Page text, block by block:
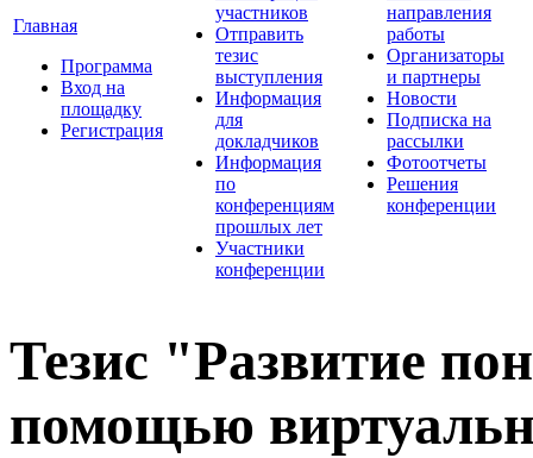
Главная
Программа
Вход на
площадку
Регистрация
участников
Отправить
тезис
выступления
Информация
для
докладчиков
Информация
по
конференциям
прошлых лет
Участники
конференции
направления
работы
Организаторы
и партнеры
Новости
Подписка на
рассылки
Фотоотчеты
Решения
конференции
Тезис "Развитие
помощью